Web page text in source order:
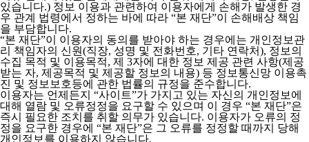
있습니다.) 정보 이용과 관련하여 이용자에게 손해가 발생한 경
우 관계 법령에서 정하는 바에 따라 “본 재단”이 손해배상 책임
을 부담합니다.
“본 재단”이 이용자의 동의를 받아야 하는 경우에는 개인정보관
리 책임자의 신원(직장, 성명 및 전화번호, 기타 연락처), 정보의
수집 목적 및 이용목적, 제 3자에 대한 정보 제공 관련 사항(제공
받는 자, 제공목적 및 제공할 정보의 내용) 등 정보통신망 이용촉
진 및 정보보호등에 관한 법률의 규정을 준수합니다.
이용자는 언제든지 “사이트”가 가지고 있는 자신의 개인정보에
대해 열람 및 오류정정을 요구할 수 있으며 이 경우 “본 재단”은
즉시 필요한 조치를 취할 의무가 있습니다. 이용자가 오류의 정
정을 요구한 경우에 “본 재단”은 그 오류를 정정할 때까지 당해
개인정보를 이용하지 않습니다.